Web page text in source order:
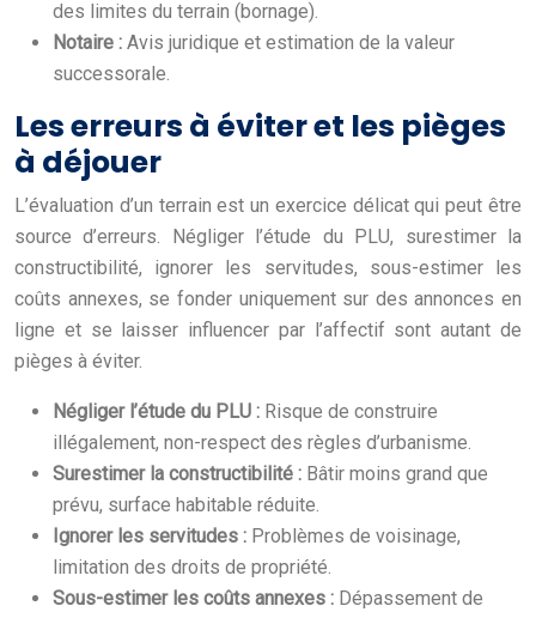
des limites du terrain (bornage).
Notaire : Avis juridique et estimation de la valeur
successorale.
Les erreurs à éviter et les pièges
à déjouer
L’évaluation d’un terrain est un exercice délicat qui peut être
source d’erreurs. Négliger l’étude du PLU, surestimer la
constructibilité, ignorer les servitudes, sous-estimer les
coûts annexes, se fonder uniquement sur des annonces en
ligne et se laisser influencer par l’affectif sont autant de
pièges à éviter.
Négliger l’étude du PLU : Risque de construire
illégalement, non-respect des règles d’urbanisme.
Surestimer la constructibilité : Bâtir moins grand que
prévu, surface habitable réduite.
Ignorer les servitudes : Problèmes de voisinage,
limitation des droits de propriété.
Sous-estimer les coûts annexes : Dépassement de